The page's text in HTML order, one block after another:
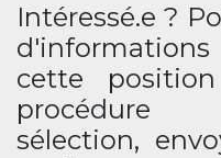
Intéressé.e ?
cette
sélection,